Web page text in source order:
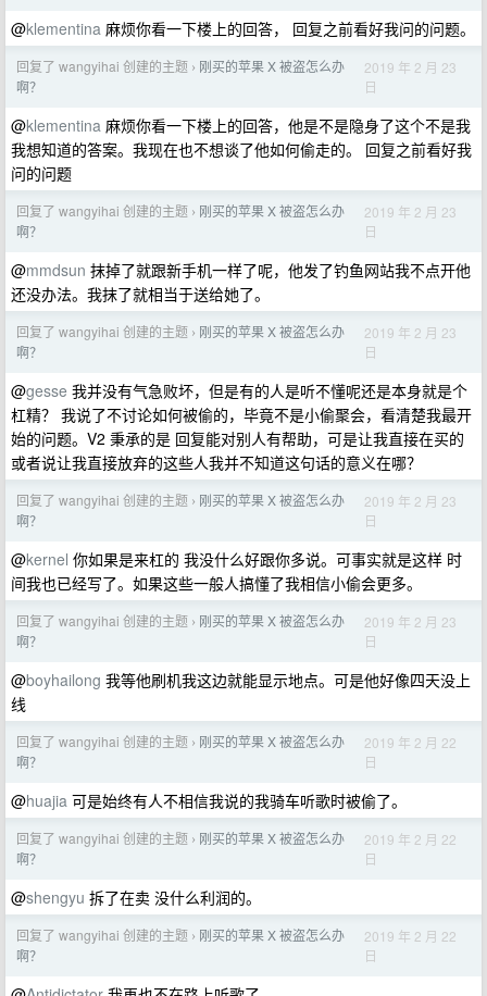
@klementina 麻烦你看一下楼上的回答， 回复之前看好我问的问题。
回复了 wangyihai 创建的主题 › 刚买的苹果 X 被盗怎么办
啊？
2019 年 2 月 23
日
@klementina 麻烦你看一下楼上的回答，他是不是隐身了这个不是我
我想知道的答案。我现在也不想谈了他如何偷走的。 回复之前看好我
问的问题
回复了 wangyihai 创建的主题 › 刚买的苹果 X 被盗怎么办
啊？
2019 年 2 月 23
日
@mmdsun 抹掉了就跟新手机一样了呢，他发了钓鱼网站我不点开他
还没办法。我抹了就相当于送给她了。
回复了 wangyihai 创建的主题 › 刚买的苹果 X 被盗怎么办
啊？
2019 年 2 月 23
日
@gesse 我并没有气急败坏，但是有的人是听不懂呢还是本身就是个
杠精？ 我说了不讨论如何被偷的，毕竟不是小偷聚会，看清楚我最开
始的问题。V2 秉承的是 回复能对别人有帮助，可是让我直接在买的
或者说让我直接放弃的这些人我并不知道这句话的意义在哪？
回复了 wangyihai 创建的主题 › 刚买的苹果 X 被盗怎么办
啊？
2019 年 2 月 23
日
@kernel 你如果是来杠的 我没什么好跟你多说。可事实就是这样 时
间我也已经写了。如果这些一般人搞懂了我相信小偷会更多。
回复了 wangyihai 创建的主题 › 刚买的苹果 X 被盗怎么办
啊？
2019 年 2 月 23
日
@boyhailong 我等他刷机我这边就能显示地点。可是他好像四天没上
线
回复了 wangyihai 创建的主题 › 刚买的苹果 X 被盗怎么办
啊？
2019 年 2 月 22
日
@huajia 可是始终有人不相信我说的我骑车听歌时被偷了。
回复了 wangyihai 创建的主题 › 刚买的苹果 X 被盗怎么办
啊？
2019 年 2 月 22
日
@shengyu 拆了在卖 没什么利润的。
回复了 wangyihai 创建的主题 › 刚买的苹果 X 被盗怎么办
啊？
2019 年 2 月 22
日